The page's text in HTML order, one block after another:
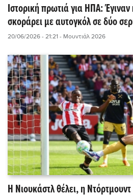
Ιστορική πρωτιά για ΗΠΑ:
σκοράρει με αυτογκόλ σε δύο
20/06/2026 - 21:21 - Μουντιάλ 2026
Η Νιουκάστλ θέλει, η